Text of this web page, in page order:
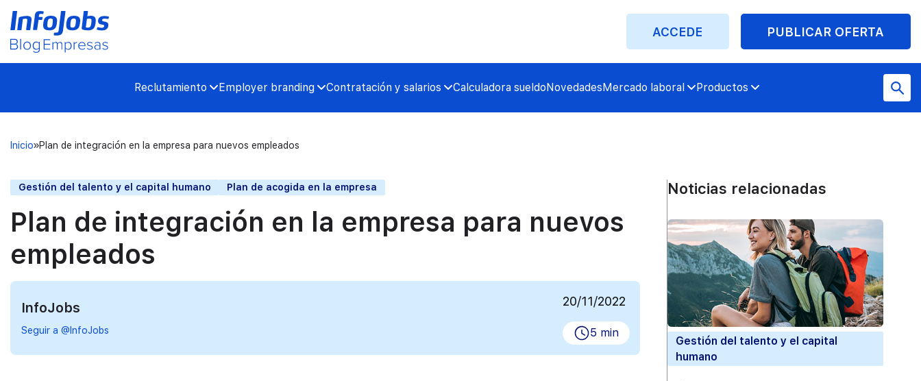
ACCEDE PUBLICAR OFERTA
Reclutamiento Employer branding Contratación y salarios Calculadora sueldoNovedadesMercado laboral Productos
Inicio Plan de integración en la empresa para nuevos empleados
Gestión del talento y el capital humano Plan de acogida en la empresa
Plan de integración en la empresa para nuevos
empleados
InfoJobs
Seguir a @InfoJobs
20/11/2022
5 min
Noticias relacionadas
Gestión del talento y el capital
humano